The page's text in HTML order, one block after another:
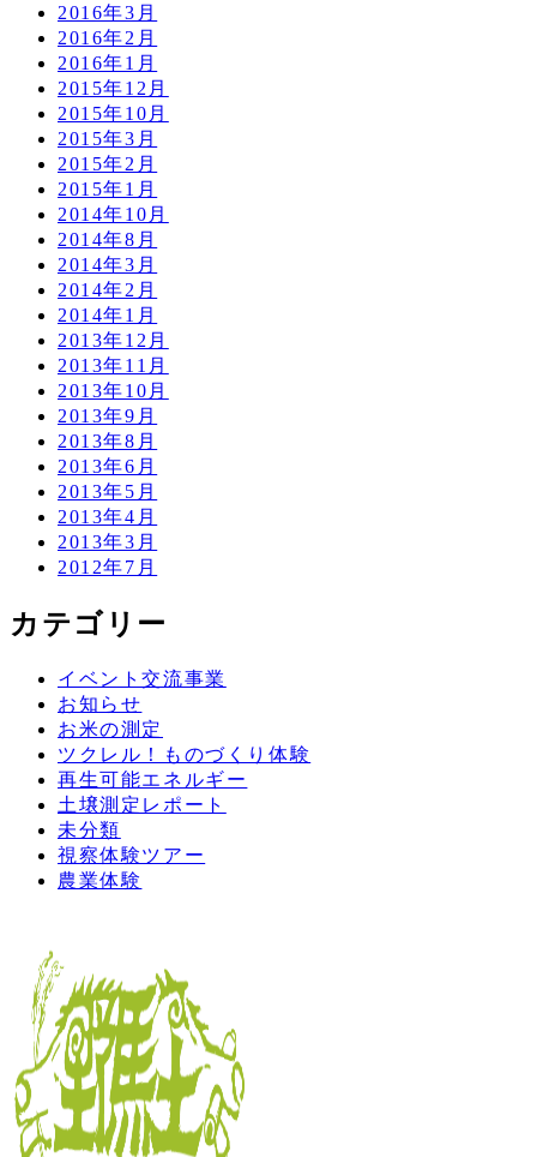
2016年3月
2016年2月
2016年1月
2015年12月
2015年10月
2015年3月
2015年2月
2015年1月
2014年10月
2014年8月
2014年3月
2014年2月
2014年1月
2013年12月
2013年11月
2013年10月
2013年9月
2013年8月
2013年6月
2013年5月
2013年4月
2013年3月
2012年7月
カテゴリー
イベント交流事業
お知らせ
お米の測定
ツクレル！ものづくり体験
再生可能エネルギー
土壌測定レポート
未分類
視察体験ツアー
農業体験